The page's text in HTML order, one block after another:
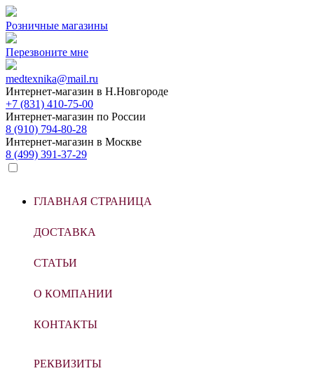
Розничные магазины
Перезвоните мне
medtexnika@mail.ru
Интернет-магазин в Н.Новгороде
+7 (831) 410-75-00
Интернет-магазин по России
8 (910) 794-80-28
Интернет-магазин в Москве
8 (499) 391-37-29
ГЛАВНАЯ СТРАНИЦА
ДОСТАВКА
СТАТЬИ
О КОМПАНИИ
КОНТАКТЫ
РЕКВИЗИТЫ